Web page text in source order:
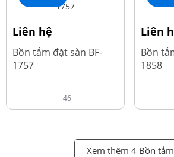
Liên hệ
Bồn tắm đặt sàn BF-
1757
46
Liên
Bồn
1858
Xem thêm 4 Bồn tắm